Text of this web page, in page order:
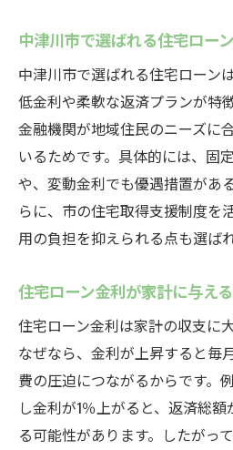
工夫
返済額変動に強い住
方
金利上昇時の住宅ロ
住宅ローン返済計画
ンの重要性
繰上げ返済で住宅ロ
法
中津川市で住宅ローンを
視点
地元金融機関の住宅
住宅ローンおすすめ
住宅ローン審査で有
中津川市で選ばれる住宅ロー
中津川市で選ばれる住宅ローン
低金利や柔軟な返済プランが特
金融機関が地域住民のニーズに
いるためです。具体的には、固
や、変動金利でも優遇措置があ
らに、市の住宅取得支援制度を
用の負担を抑えられる点も選ば
住宅ローン金利が家計に与え
住宅ローン金利は家計の収支に
なぜなら、金利が上昇すると毎
費の圧迫につながるからです。
し金利が1％上がると、返済総
る可能性があります。したがっ